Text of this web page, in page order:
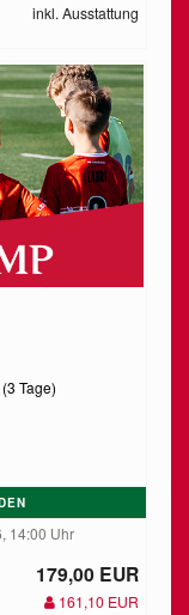
inkl. Ausstattung
Tage)
14:00 Uhr
179,00 EUR
161,10 EUR